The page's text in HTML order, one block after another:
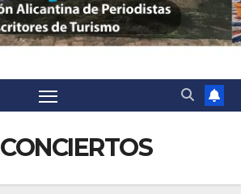
CONCIERTOS